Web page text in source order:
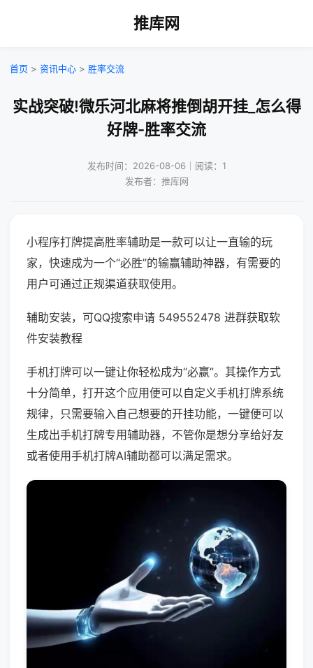
推库网
首页 > 资讯中心 > 胜率交流
实战突破!微乐河北麻将推倒胡开挂_怎么得
好牌-胜率交流
发布时间：2026-08-06｜阅读：1
发布者：推库网
小程序打牌提高胜率辅助是一款可以让一直输的玩
家，快速成为一个“必胜”的输赢辅助神器，有需要的
用户可通过正规渠道获取使用。
辅助安装，可QQ搜索申请 549552478 进群获取软
件安装教程
手机打牌可以一键让你轻松成为“必赢”。其操作方式
十分简单，打开这个应用便可以自定义手机打牌系统
规律，只需要输入自己想要的开挂功能，一键便可以
生成出手机打牌专用辅助器，不管你是想分享给好友
或者使用手机打牌AI辅助都可以满足需求。